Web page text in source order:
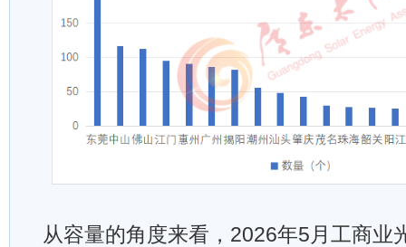
从容量的角度来看，2026年5月工商业